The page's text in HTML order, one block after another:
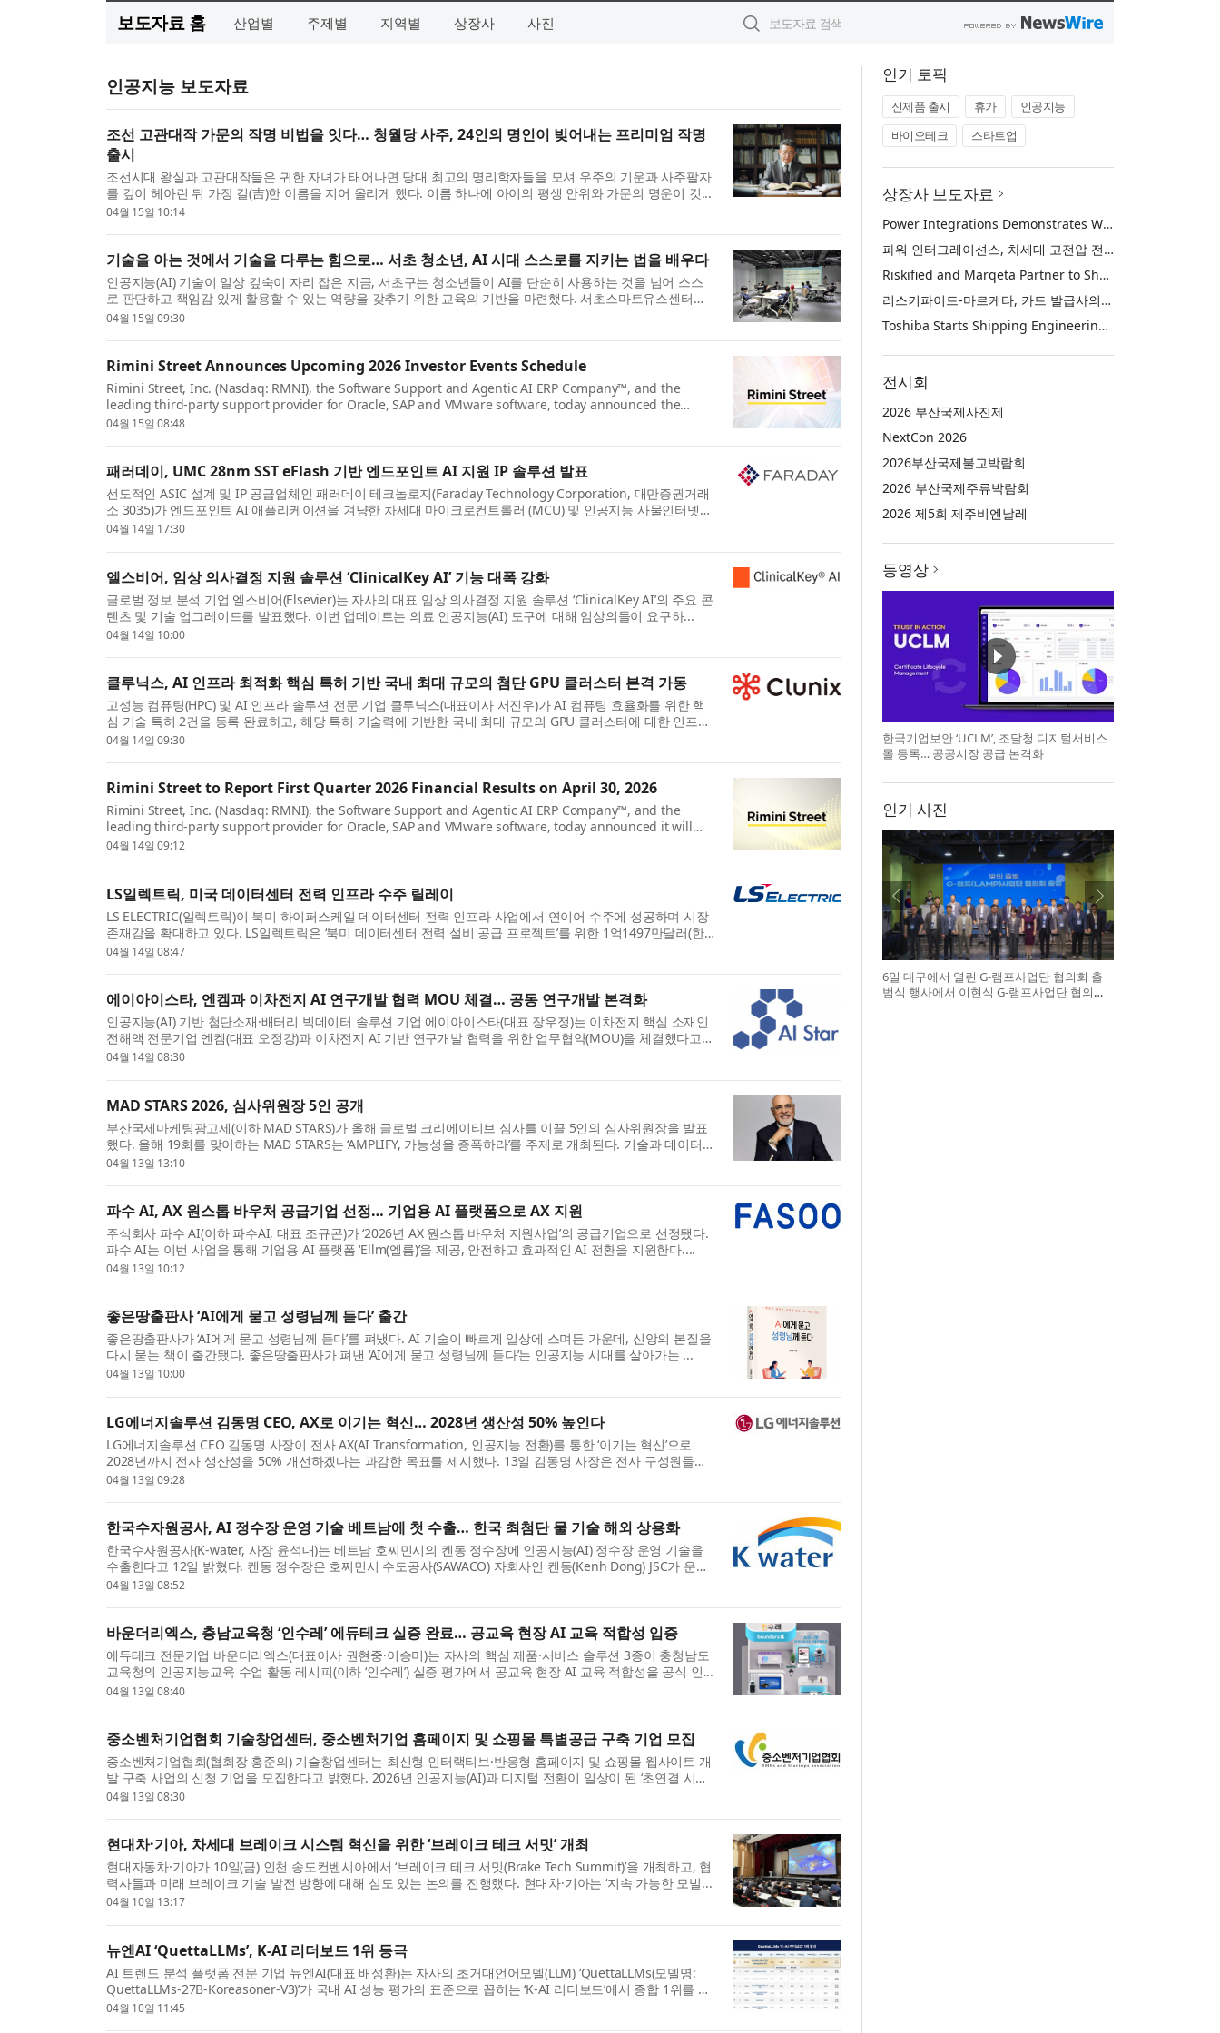
보도자료 홈 산업별 주제별 지역별 상장사 사진
인공지능 보도자료
조선 고관대작 가문의 작명 비법을 잇다… 청월당 사주, 24인의 명인이 빚어내는 프리미엄 작명
출시
조선시대 왕실과 고관대작들은 귀한 자녀가 태어나면 당대 최고의 명리학자들을 모셔 우주의 기운과 사주팔자
를 깊이 헤아린 뒤 가장 길(吉)한 이름을 지어 올리게 했다. 이름 하나에 아이의 평생 안위와 가문의 명운이 깃...
04월 15일 10:14
기술을 아는 것에서 기술을 다루는 힘으로… 서초 청소년, AI 시대 스스로를 지키는 법을 배우다
인공지능(AI) 기술이 일상 깊숙이 자리 잡은 지금, 서초구는 청소년들이 AI를 단순히 사용하는 것을 넘어 스스
로 판단하고 책임감 있게 활용할 수 있는 역량을 갖추기 위한 교육의 기반을 마련했다. 서초스마트유스센터
(톡...
04월 15일 09:30
Rimini Street Announces Upcoming 2026 Investor Events Schedule
Rimini Street, Inc. (Nasdaq: RMNI), the Software Support and Agentic AI ERP Company™, and the
leading third-party support provider for Oracle, SAP and VMware software, today announced the
following upcoming ...
04월 15일 08:48
패러데이, UMC 28nm SST eFlash 기반 엔드포인트 AI 지원 IP 솔루션 발표
선도적인 ASIC 설계 및 IP 공급업체인 패러데이 테크놀로지(Faraday Technology Corporation, 대만증권거래
소 3035)가 엔드포인트 AI 애플리케이션을 겨냥한 차세대 마이크로컨트롤러 (MCU) 및 인공지능 사물인터넷
(AIoT) ...
04월 14일 17:30
엘스비어, 임상 의사결정 지원 솔루션 ‘ClinicalKey AI’ 기능 대폭 강화
글로벌 정보 분석 기업 엘스비어(Elsevier)는 자사의 대표 임상 의사결정 지원 솔루션 ‘ClinicalKey AI’의 주요 콘
텐츠 및 기술 업그레이드를 발표했다. 이번 업데이트는 의료 인공지능(AI) 도구에 대해 임상의들이 요구하...
04월 14일 10:00
클루닉스, AI 인프라 최적화 핵심 특허 기반 국내 최대 규모의 첨단 GPU 클러스터 본격 가동
고성능 컴퓨팅(HPC) 및 AI 인프라 솔루션 전문 기업 클루닉스(대표이사 서진우)가 AI 컴퓨팅 효율화를 위한 핵
심 기술 특허 2건을 등록 완료하고, 해당 특허 기술력에 기반한 국내 최대 규모의 GPU 클러스터에 대한 인프라
...
04월 14일 09:30
Rimini Street to Report First Quarter 2026 Financial Results on April 30, 2026
Rimini Street, Inc. (Nasdaq: RMNI), the Software Support and Agentic AI ERP Company™, and the
leading third-party support provider for Oracle, SAP and VMware software, today announced it will
report earnings...
04월 14일 09:12
LS일렉트릭, 미국 데이터센터 전력 인프라 수주 릴레이
LS ELECTRIC(일렉트릭)이 북미 하이퍼스케일 데이터센터 전력 인프라 사업에서 연이어 수주에 성공하며 시장
존재감을 확대하고 있다. LS일렉트릭은 ‘북미 데이터센터 전력 설비 공급 프로젝트’를 위한 1억1497만달러(한
화 ...
04월 14일 08:47
에이아이스타, 엔켐과 이차전지 AI 연구개발 협력 MOU 체결… 공동 연구개발 본격화
인공지능(AI) 기반 첨단소재·배터리 빅데이터 솔루션 기업 에이아이스타(대표 장우정)는 이차전지 핵심 소재인
전해액 전문기업 엔켐(대표 오정강)과 이차전지 AI 기반 연구개발 협력을 위한 업무협약(MOU)을 체결했다고
밝...
04월 14일 08:30
MAD STARS 2026, 심사위원장 5인 공개
부산국제마케팅광고제(이하 MAD STARS)가 올해 글로벌 크리에이티브 심사를 이끌 5인의 심사위원장을 발표
했다. 올해 19회를 맞이하는 MAD STARS는 ‘AMPLIFY, 가능성을 증폭하라’를 주제로 개최된다. 기술과 데이터,
플랫폼...
04월 13일 13:10
파수 AI, AX 원스톱 바우처 공급기업 선정… 기업용 AI 플랫폼으로 AX 지원
주식회사 파수 AI(이하 파수AI, 대표 조규곤)가 ‘2026년 AX 원스톱 바우처 지원사업’의 공급기업으로 선정됐다.
파수 AI는 이번 사업을 통해 기업용 AI 플랫폼 ‘Ellm(엘름)’을 제공, 안전하고 효과적인 AI 전환을 지원한다....
04월 13일 10:12
좋은땅출판사 ‘AI에게 묻고 성령님께 듣다’ 출간
좋은땅출판사가 ‘AI에게 묻고 성령님께 듣다’를 펴냈다. AI 기술이 빠르게 일상에 스며든 가운데, 신앙의 본질을
다시 묻는 책이 출간됐다. 좋은땅출판사가 펴낸 ‘AI에게 묻고 성령님께 듣다’는 인공지능 시대를 살아가는 ...
04월 13일 10:00
LG에너지솔루션 김동명 CEO, AX로 이기는 혁신… 2028년 생산성 50% 높인다
LG에너지솔루션 CEO 김동명 사장이 전사 AX(AI Transformation, 인공지능 전환)를 통한 ‘이기는 혁신’으로
2028년까지 전사 생산성을 50% 개선하겠다는 과감한 목표를 제시했다. 13일 김동명 사장은 전사 구성원들에
게 보내...
04월 13일 09:28
한국수자원공사, AI 정수장 운영 기술 베트남에 첫 수출… 한국 최첨단 물 기술 해외 상용화
한국수자원공사(K-water, 사장 윤석대)는 베트남 호찌민시의 켄동 정수장에 인공지능(AI) 정수장 운영 기술을
수출한다고 12일 밝혔다. 켄동 정수장은 호찌민시 수도공사(SAWACO) 자회사인 켄동(Kenh Dong) JSC가 운영
하고 ...
04월 13일 08:52
바운더리엑스, 충남교육청 ‘인수레’ 에듀테크 실증 완료… 공교육 현장 AI 교육 적합성 입증
에듀테크 전문기업 바운더리엑스(대표이사 권현중·이승미)는 자사의 핵심 제품·서비스 솔루션 3종이 충청남도
교육청의 인공지능교육 수업 활동 레시피(이하 ‘인수레’) 실증 평가에서 공교육 현장 AI 교육 적합성을 공식 인...
04월 13일 08:40
중소벤처기업협회 기술창업센터, 중소벤처기업 홈페이지 및 쇼핑몰 특별공급 구축 기업 모집
중소벤처기업협회(협회장 홍준의) 기술창업센터는 최신형 인터랙티브·반응형 홈페이지 및 쇼핑몰 웹사이트 개
발 구축 사업의 신청 기업을 모집한다고 밝혔다. 2026년 인공지능(AI)과 디지털 전환이 일상이 된 ‘초연결 시
대’...
04월 13일 08:30
현대차·기아, 차세대 브레이크 시스템 혁신을 위한 ‘브레이크 테크 서밋’ 개최
현대자동차·기아가 10일(금) 인천 송도컨벤시아에서 ‘브레이크 테크 서밋(Brake Tech Summit)’을 개최하고, 협
력사들과 미래 브레이크 기술 발전 방향에 대해 심도 있는 논의를 진행했다. 현대차·기아는 ‘지속 가능한 모빌...
04월 10일 13:17
뉴엔AI ‘QuettaLLMs’, K-AI 리더보드 1위 등극
AI 트렌드 분석 플랫폼 전문 기업 뉴엔AI(대표 배성환)는 자사의 초거대언어모델(LLM) ‘QuettaLLMs(모델명:
QuettaLLMs-27B-Koreasoner-V3)’가 국내 AI 성능 평가의 표준으로 꼽히는 ‘K-AI 리더보드’에서 종합 1위를 달
성했...
04월 10일 11:45
인기 토픽
신제품 출시 휴가
인공지능
바이오테크
스타트업
상장사 보도자료
Power Integrations Demonstrates World’s First 2200 V GaN Technology for Next-Era High-Voltage Power Systems
파워 인터그레이션스, 차세대 고전압 전력 시스템을 위한 세계 최초의 2200V GaN 기술 시연
Riskified and Marqeta Partner to Sharpen Card Issuer Authorization Decisions and Help Reduce False Declines
리스키파이드-마르케타, 카드 발급사의 승인 판단 정교화 및 오거절 감소 위해 협력
Toshiba Starts Shipping Engineering Samples of TXZ+™ Family Entry‑Class M4V Group, Standard Microcontrollers with Arm® Cortex®‑M4 Core for System Control Applications
전시회
2026 부산국제사진제
NextCon 2026
2026부산국제불교박람회
2026 부산국제주류박람회
2026 제5회 제주비엔날레
동영상
한국기업보안 ‘UCLM’, 조달청 디지털서비스
몰 등록… 공공시장 공급 본격화
인기 사진
6일 대구에서 열린 G-램프사업단 협의회 출
범식 행사에서 이현식 G-램프사업단 협의회